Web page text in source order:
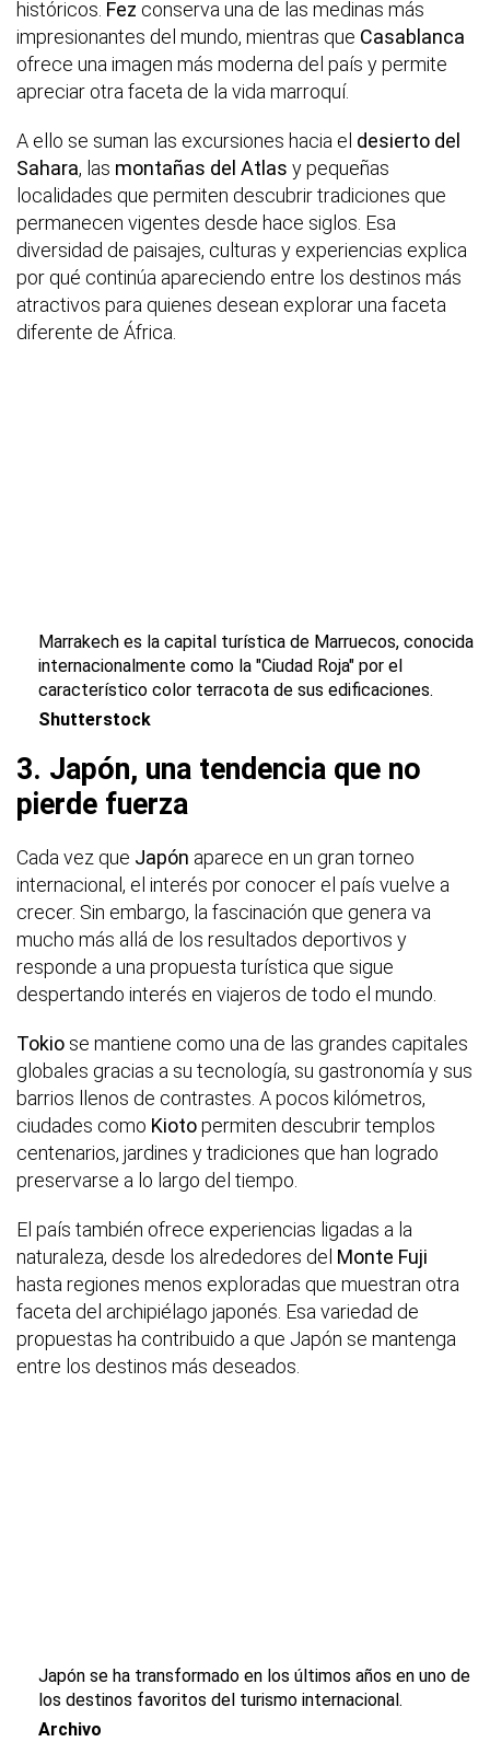
históricos. Fez conserva una de las medinas más
impresionantes del mundo, mientras que Casablanca
ofrece una imagen más moderna del país y permite
apreciar otra faceta de la vida marroquí.
A ello se suman las excursiones hacia el desierto del
Sahara, las montañas del Atlas y pequeñas
localidades que permiten descubrir tradiciones que
permanecen vigentes desde hace siglos. Esa
diversidad de paisajes, culturas y experiencias explica
por qué continúa apareciendo entre los destinos más
atractivos para quienes desean explorar una faceta
diferente de África.
Marrakech es la capital turística de Marruecos, conocida
internacionalmente como la "Ciudad Roja" por el
característico color terracota de sus edificaciones.
Shutterstock
3. Japón, una tendencia que no
pierde fuerza
Cada vez que Japón aparece en un gran torneo
internacional, el interés por conocer el país vuelve a
crecer. Sin embargo, la fascinación que genera va
mucho más allá de los resultados deportivos y
responde a una propuesta turística que sigue
despertando interés en viajeros de todo el mundo.
Tokio se mantiene como una de las grandes capitales
globales gracias a su tecnología, su gastronomía y sus
barrios llenos de contrastes. A pocos kilómetros,
ciudades como Kiotopermiten descubrir templos
centenarios, jardines y tradiciones que han logrado
preservarse a lo largo del tiempo.
El país también ofrece experiencias ligadas a la
naturaleza, desde los alrededores del Monte Fuji
hasta regiones menos exploradas que muestran otra
faceta del archipiélago japonés. Esa variedad de
propuestas ha contribuido a que Japón se mantenga
entre los destinos más deseados.
Japón se ha transformado en los últimos años en uno de
los destinos favoritos del turismo internacional.
Archivo